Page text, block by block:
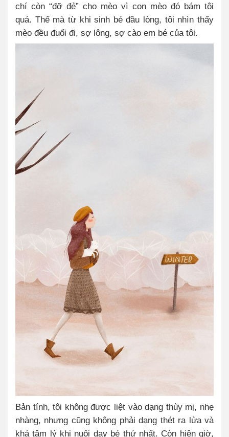
chí còn “đỡ đẻ” cho mèo vì con mèo đó bám tôi
quá. Thế mà từ khi sinh bé đầu lòng, tôi nhìn thấy
mèo đều đuổi đi, sợ lông, sợ cào em bé của tôi.
Bản tính, tôi không được liệt vào dạng thùy mị, nhẹ
nhàng, nhưng cũng không phải dạng thét ra lửa và
khá tâm lý khi nuôi dạy bé thứ nhất. Còn hiện giờ,